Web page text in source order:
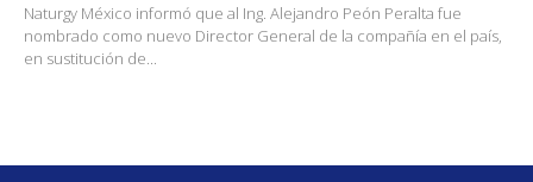
Naturgy México informó que al Ing. Alejandro Peón Peralta fue
nombrado como nuevo Director General de la compañía en el país,
en sustitución de...